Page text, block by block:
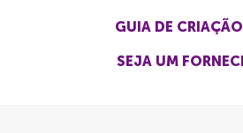
GUIA DE
SEJA UM